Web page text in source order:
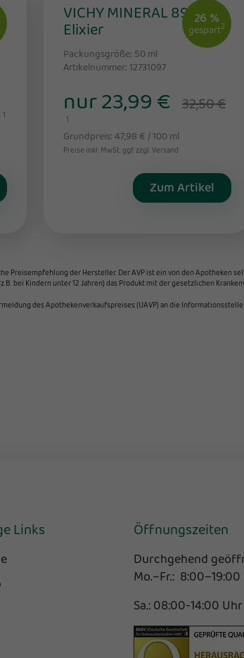
1
26 %
gespart2
VICHY MINERAL 89
Elixier
Packungsgröße: 50 ml
Artikelnummer: 12731097
nur 23,99 € 32,50 €
1
Grundpreis: 47,98 € / 100 ml
Preise inkl. MwSt. ggf. zzgl. Versand
Zum Artikel
Preisempfehlung der Hersteller. Der AVP ist ein von den Apotheken
bei Kindern unter 12 Jahren) das Produkt mit der gesetzlichen
des Apothekenverkaufspreises (UAVP) an die
Links Öffnungszeiten
Durchgehend
Mo.–Fr.:
Sa.: 08:00-14:00 Uhr